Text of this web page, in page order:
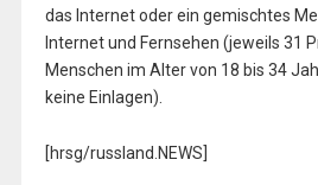
das Internet oder ein gemischtes
Internet und Fernsehen (jeweils 31
Menschen im Alter von 18 bis 34
keine Einlagen).
[hrsg/russland.NEWS]